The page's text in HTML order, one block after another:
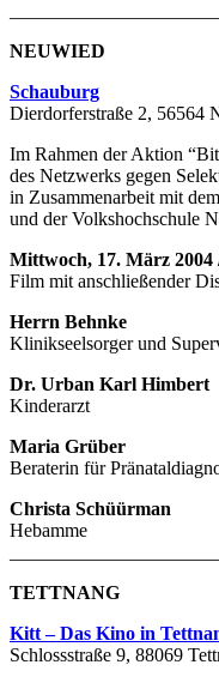
NEUWIED
Schauburg
Dierdorferstraße 2, 56564
Im Rahmen der Aktion
des Netzwerks gegen
in Zusammenarbeit mit
und der Volkshochschule
Mittwoch, 17. März 2004
Film mit anschließender
Herrn Behnke
Klinikseelsorger und
Dr. Urban Karl Himbert
Kinderarzt
Maria Grüber
Beraterin für
Christa Schüürman
Hebamme
TETTNANG
Kitt – Das Kino in
Schlossstraße 9, 88069